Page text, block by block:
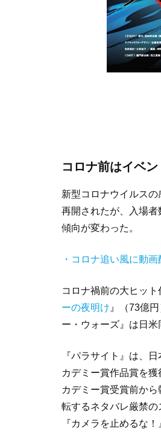
コロナ前はイベ
新型コロナウイルス
再開されたが、入場
傾向が変わった。
・コロナ追い風に動
コロナ禍前の大ヒット
ーの夜明け 』（73億
ー・ウォーズ』は日米
『パラサイト』は、
カデミー賞作品賞を
カデミー賞受賞前か
転するネタバレ厳禁
『カメラを止めるな